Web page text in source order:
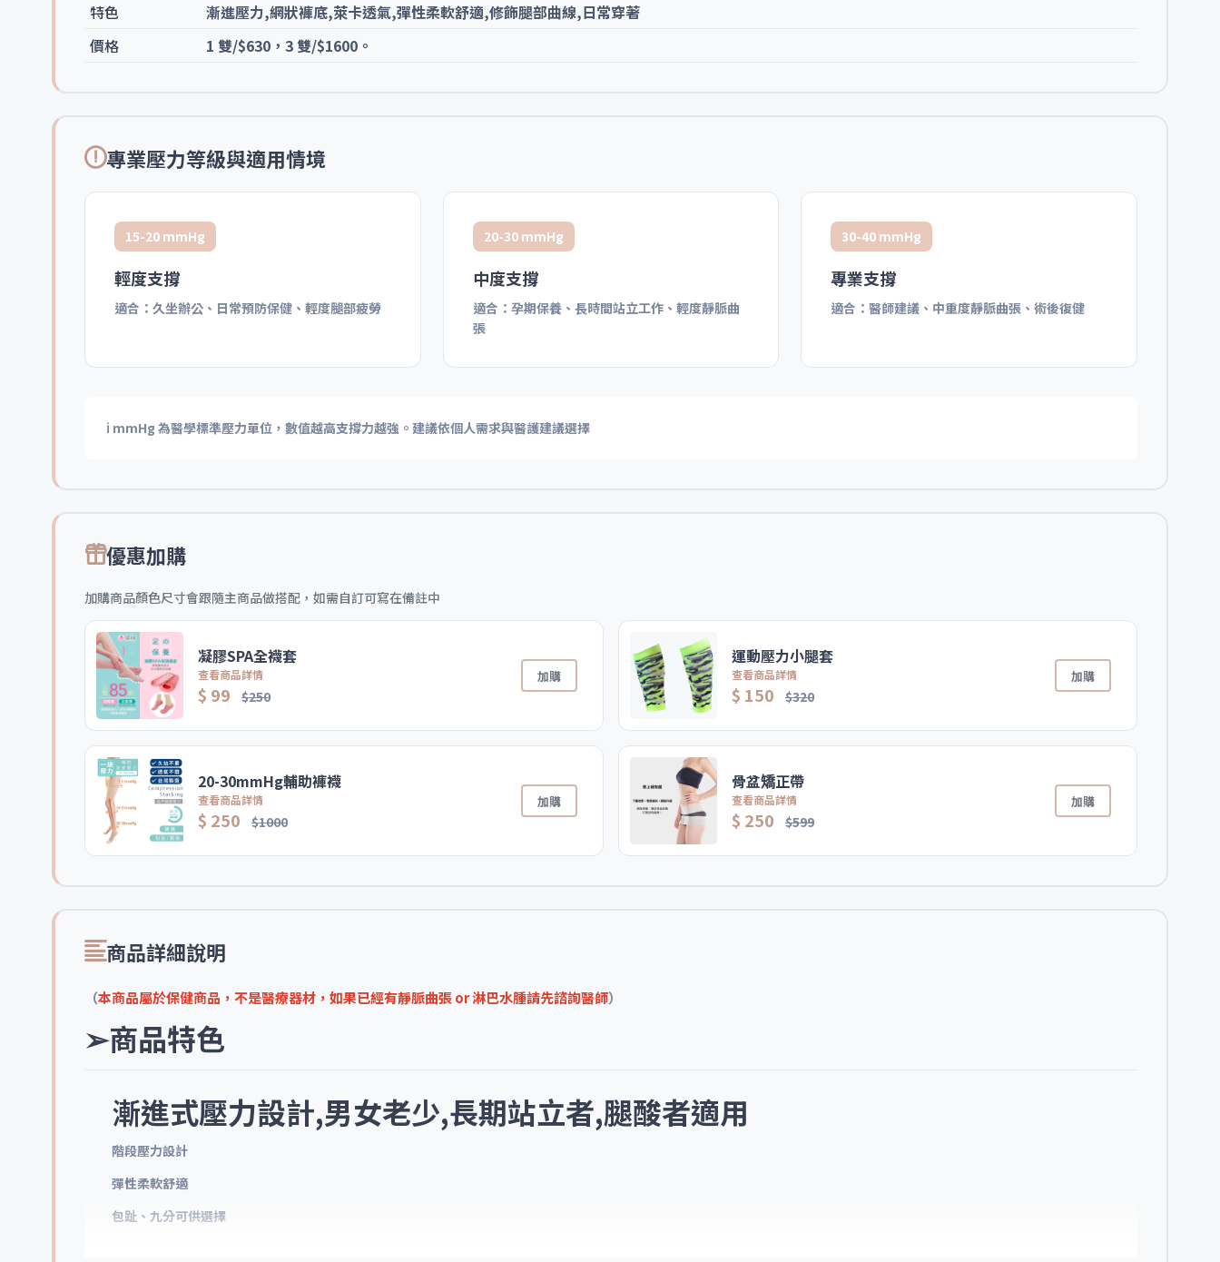
特色
漸進壓力,網狀褲底,萊卡透氣,彈性柔軟舒適,修飾腿部曲線,日常穿著
價格
1 雙/$630，3 雙/$1600。
專業壓力等級與適用情境
15-20 mmHg
輕度支撐
適合：久坐辦公、日常預防保健、輕度腿部疲勞
20-30 mmHg
中度支撐
適合：孕期保養、長時間站立工作、輕度靜脈曲
張
30-40 mmHg
專業支撐
適合：醫師建議、中重度靜脈曲張、術後復健
ℹ️ mmHg 為醫學標準壓力單位，數值越高支撐力越強。建議依個人需求與醫護建議選擇
優惠加購
加購商品顏色尺寸會跟隨主商品做搭配，如需自訂可寫在備註中
凝膠SPA全襪套
查看商品詳情
$ 99 $250
加購
運動壓力小腿套
查看商品詳情
$ 150 $320
加購
20-30mmHg輔助褲襪
查看商品詳情
$ 250 $1000
加購
骨盆矯正帶
查看商品詳情
$ 250 $599
加購
商品詳細說明
（本商品屬於保健商品，不是醫療器材，如果已經有靜脈曲張 or 淋巴水腫請先諮詢醫師）
➢商品特色
漸進式壓力設計,男女老少,長期站立者,腿酸者適用
階段壓力設計
彈性柔軟舒適
包趾、九分可供選擇